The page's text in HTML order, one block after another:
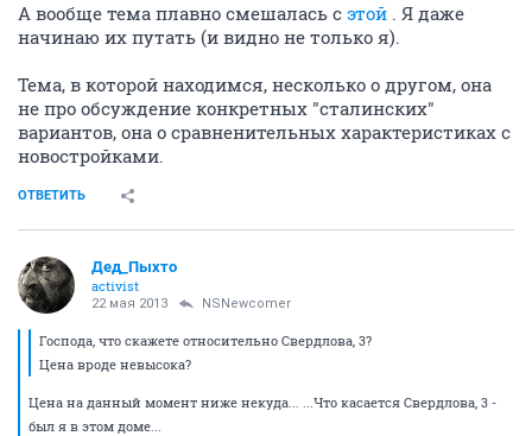
А вообще тема плавно смешалась с этой . Я даже
начинаю их путать (и видно не только я).
Тема, в которой находимся, несколько о другом, она
не про обсуждение конкретных "сталинских"
вариантов, она о сравненительных характеристиках с
новостройками.
ОТВЕТИТЬ
Дед_Пыхто
activist
22 мая 2013 NSNewcomer
Господа, что скажете относительно Свердлова, 3?
Цена вроде невысока?
Цена на данный момент ниже некуда... ...Что касается Свердлова, 3 -
был я в этом доме...